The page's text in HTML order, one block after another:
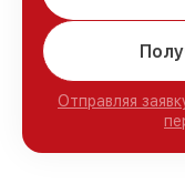
Отправляя